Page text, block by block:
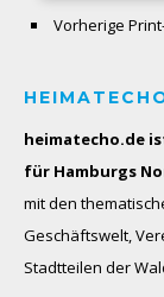
Vorherige
heimatecho.de
für Hamburgs
mit den
Geschäftswelt,
Stadtteilen der